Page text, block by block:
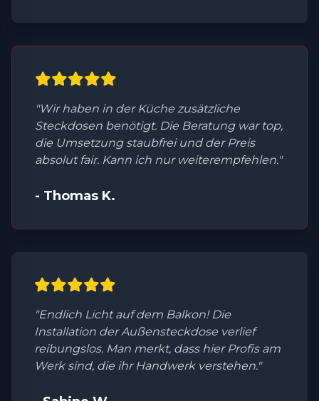
"Wir haben in der Küche zusätzliche
Steckdosen benötigt. Die Beratung war top,
die Umsetzung staubfrei und der Preis
absolut fair. Kann ich nur weiterempfehlen."
- Thomas K.
"Endlich Licht auf dem Balkon! Die
Installation der Außensteckdose verlief
reibungslos. Man merkt, dass hier Profis am
Werk sind, die ihr Handwerk verstehen."